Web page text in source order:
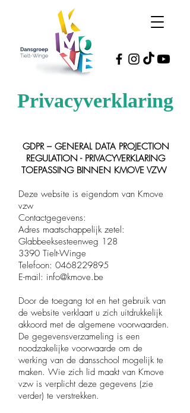
Privacyverklaring
GDPR – GENERAL DATA PROJECTION
REGULATION - PRIVACYVERKLARING
TOEPASSING BINNEN KMOVE VZW
Deze website is eigendom van Kmove
vzw
Contactgegevens:
Adres maatschappelijk zetel:
Glabbeeksesteenweg 128
3390 Tielt-Winge
Telefoon: 0468229895
E-mail: info@kmove.be
Door de toegang tot en het gebruik van
de website verklaart u zich uitdrukkelijk
akkoord met de algemene voorwaarden.
De gegevensverzameling is een
noodzakelijke voorwaarde om de
werking van de dansschool mogelijk te
maken. Wie zich lid maakt van Kmove
vzw is verplicht deze gegevens (zie
verder) te verstrekken.